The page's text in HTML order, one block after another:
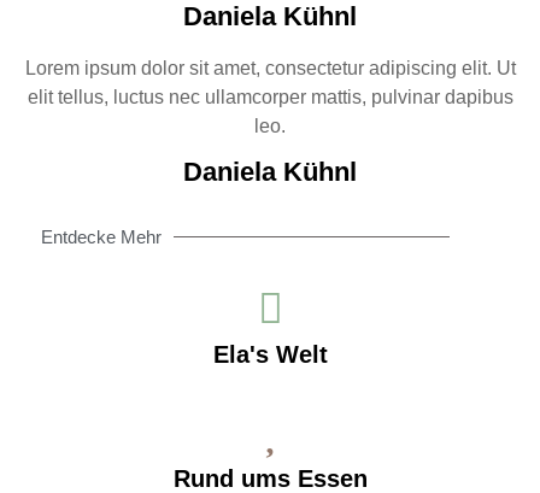
Daniela Kühnl
Lorem ipsum dolor sit amet, consectetur adipiscing elit. Ut
elit tellus, luctus nec ullamcorper mattis, pulvinar dapibus
leo.
Daniela Kühnl
Entdecke Mehr
Ela's Welt
Rund ums Essen